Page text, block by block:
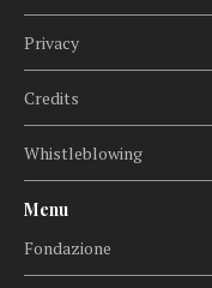
Privacy
Credits
Whistleblowing
Menu
Fondazione